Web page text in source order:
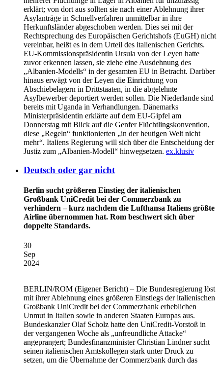
erklärt; von dort aus sollten sie nach einer Ablehnung ihrer
Asylanträge in Schnellverfahren unmittelbar in ihre
Herkunftsländer abgeschoben werden. Dies sei mit der
Rechtsprechung des Europäischen Gerichtshofs (EuGH) nicht
vereinbar, heißt es in dem Urteil des italienischen Gerichts.
EU-Kommissionspräsidentin Ursula von der Leyen hatte
zuvor erkennen lassen, sie ziehe eine Ausdehnung des
„Albanien-Modells“ in der gesamten EU in Betracht. Darüber
hinaus erwägt von der Leyen die Einrichtung von
Abschiebelagern in Drittstaaten, in die abgelehnte
Asylbewerber deportiert werden sollen. Die Niederlande sind
bereits mit Uganda in Verhandlungen. Dänemarks
Ministerpräsidentin erklärte auf dem EU-Gipfel am
Donnerstag mit Blick auf die Genfer Flüchtlingskonvention,
diese „Regeln“ funktionierten „in der heutigen Welt nicht
mehr“. Italiens Regierung will sich über die Entscheidung der
Justiz zum „Albanien-Modell“ hinwegsetzen. ex.klusiv
Deutsch oder gar nicht
Berlin sucht größeren Einstieg der italienischen
Großbank UniCredit bei der Commerzbank zu
verhindern – kurz nachdem die Lufthansa Italiens größte
Airline übernommen hat. Rom beschwert sich über
doppelte Standards.
30
Sep
2024
BERLIN/ROM (Eigener Bericht) – Die Bundesregierung löst
mit ihrer Ablehnung eines größeren Einstiegs der italienischen
Großbank UniCredit bei der Commerzbank erheblichen
Unmut in Italien sowie in anderen Staaten Europas aus.
Bundeskanzler Olaf Scholz hatte den UniCredit-Vorstoß in
der vergangenen Woche als „unfreundliche Attacke“
angeprangert; Bundesfinanzminister Christian Lindner sucht
seinen italienischen Amtskollegen stark unter Druck zu
setzen, um die Übernahme der Commerzbank durch das